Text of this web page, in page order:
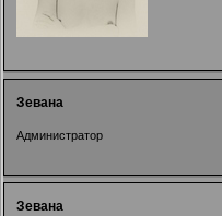
Зевана
Администратор
Зевана